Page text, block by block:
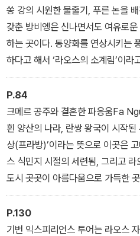
쏭 강의 시원한 물줄기, 푸른 논을
갖춘 방비엥은 신나면서도 여유로
하는 곳이다. 동양화를 연상시키는
하다고 해서 ‘라오스의 소계림’이
의 나비 서식지로 주목받는 곳이기
<방비엥 Vang Vieng>
P.84
크메르 공주와 결혼한 파응움Fa
흰 양산의 나라, 란쌍 왕국이 시작된
상(프라방)’이라는 뜻으로 이곳은
스 식민지 시절의 세련됨, 그리고
도시 곳곳이 아름다움으로 가득한
네스코 세계문화유산으로 지정되었
에서 최고의 여행지로 손꼽는 곳이
신인 파방 불상이 있어 현지인들 사
P.130
기번 익스피리언스 투어는 라오스